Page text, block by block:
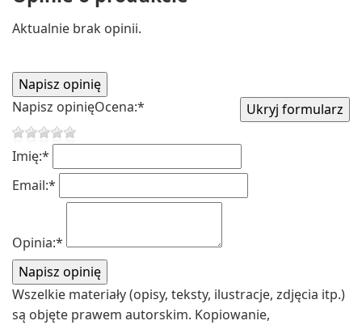
Aktualnie brak opinii.
Napisz opinięOcena:*
Imię:*
Email:*
Opinia:*
Wszelkie materiały (opisy, teksty, ilustracje, zdjęcia itp.)
są objęte prawem autorskim. Kopiowanie,